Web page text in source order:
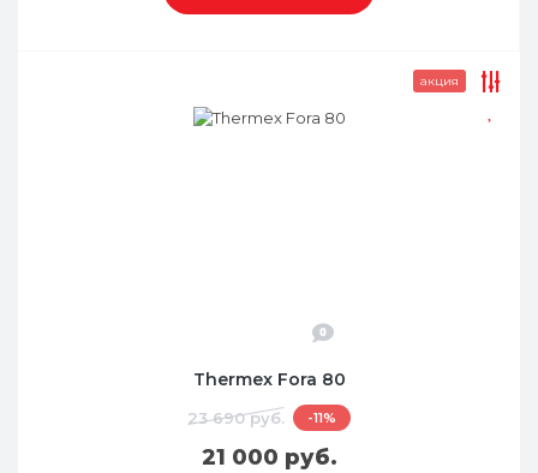
акция
0
Thermex Fora 80
23 690 руб. -11%
21 000 руб.